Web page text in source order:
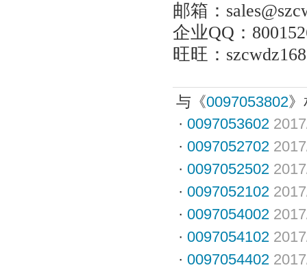
邮箱：
企业QQ ：
旺旺：
与《0097053802
· 0097053602
· 0097052702
· 0097052502
· 0097052102
· 0097054002
· 0097054102
· 0097054402